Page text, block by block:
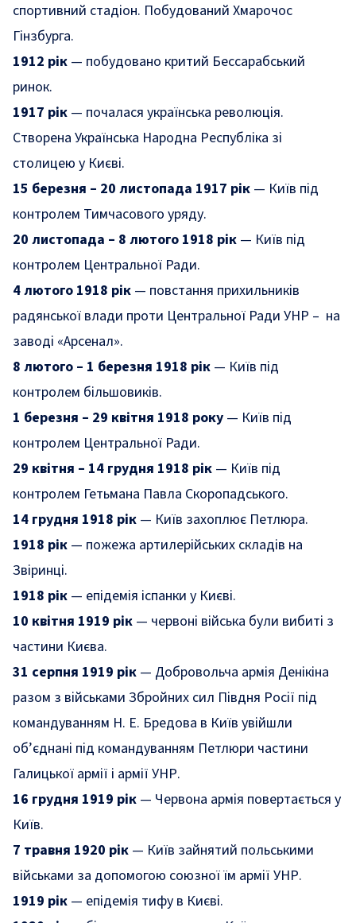
спортивний стадіон. Побудований Хмарочос
Гінзбурга.
1912 рік — побудовано критий Бессарабський
ринок.
1917 рік — почалася українська революція.
Створена Українська Народна Республіка зі
столицею у Києві.
15 березня – 20 листопада 1917 рік — Київ під
контролем Тимчасового уряду.
20 листопада – 8 лютого 1918 рік — Київ під
контролем Центральної Ради.
4 лютого 1918 рік — повстання прихильників
радянської влади проти Центральної Ради УНР – на
заводі «Арсенал».
8 лютого – 1 березня 1918 рік — Київ під
контролем більшовиків.
1 березня – 29 квітня 1918 року — Київ під
контролем Центральної Ради.
29 квітня – 14 грудня 1918 рік — Київ під
контролем Гетьмана Павла Скоропадського.
14 грудня 1918 рік — Київ захоплює Петлюра.
1918 рік — пожежа артилерійських складів на
Звіринці.
1918 рік — епідемія іспанки у Києві.
10 квітня 1919 рік — червоні війська були вибиті з
частини Києва.
31 серпня 1919 рік — Добровольча армія Денікіна
разом з військами Збройних сил Півдня Росії під
командуванням Н. Е. Бредова в Київ увійшли
об’єднані під командуванням Петлюри частини
Галицької армії і армії УНР.
16 грудня 1919 рік — Червона армія повертається у
Київ.
7 травня 1920 рік — Київ зайнятий польськими
військами за допомогою союзної їм армії УНР.
1919 рік — епідемія тифу в Києві.